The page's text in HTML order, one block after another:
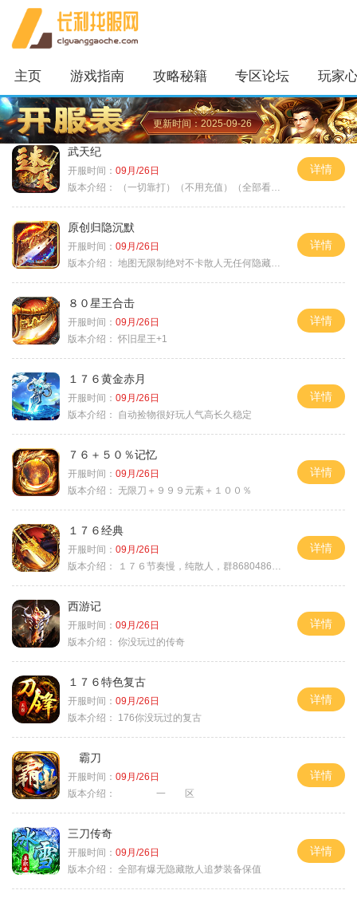
主页 游戏指南 攻略秘籍 专区论坛 玩家
更新时间：2025-09-26
武天纪
开服时间： 09月/26日
版本介绍：
（一切靠打）（不用充值）（全部看脸）
详情
原创归隐沉默
开服时间： 09月/26日
版本介绍： 地图无限制绝对不卡散人无任何隐藏消费
详情
８０星王合击
开服时间： 09月/26日
版本介绍： 怀旧星王+1
详情
１７６黄金赤月
开服时间： 09月/26日
版本介绍：
自动捡物很好玩人气高长久稳定
详情
７６＋５０％记忆
开服时间： 09月/26日
版本介绍： 无限刀＋９９９元素＋１００％
详情
１７６经典
开服时间： 09月/26日
版本介绍：
１７６节奏慢，纯散人，群868048665
详情
西游记
开服时间： 09月/26日
版本介绍： 你没玩过的传奇
详情
１７６特色复古
开服时间： 09月/26日
版本介绍：
176你没玩过的复古
详情
霸刀
开服时间： 09月/26日
版本介绍：
一 区
详情
三刀传奇
开服时间： 09月/26日
版本介绍： 全部有爆无隐藏散人追梦装备保值
详情